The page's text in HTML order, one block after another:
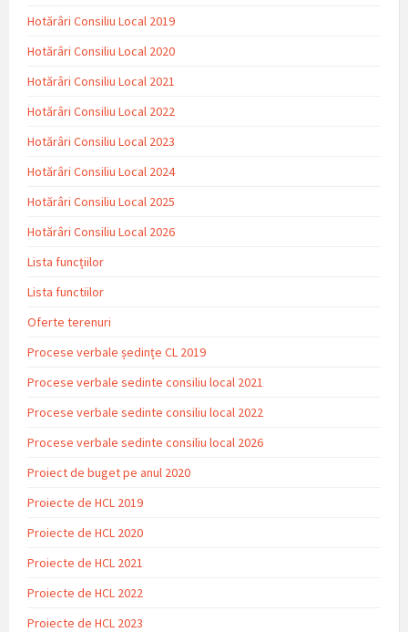
Hotărâri Consiliu Local 2019
Hotărâri Consiliu Local 2020
Hotărâri Consiliu Local 2021
Hotărâri Consiliu Local 2022
Hotărâri Consiliu Local 2023
Hotărâri Consiliu Local 2024
Hotărâri Consiliu Local 2025
Hotărâri Consiliu Local 2026
Lista funcțiilor
Lista functiilor
Oferte terenuri
Procese verbale ședințe CL 2019
Procese verbale sedinte consiliu local 2021
Procese verbale sedinte consiliu local 2022
Procese verbale sedinte consiliu local 2026
Proiect de buget pe anul 2020
Proiecte de HCL 2019
Proiecte de HCL 2020
Proiecte de HCL 2021
Proiecte de HCL 2022
Proiecte de HCL 2023